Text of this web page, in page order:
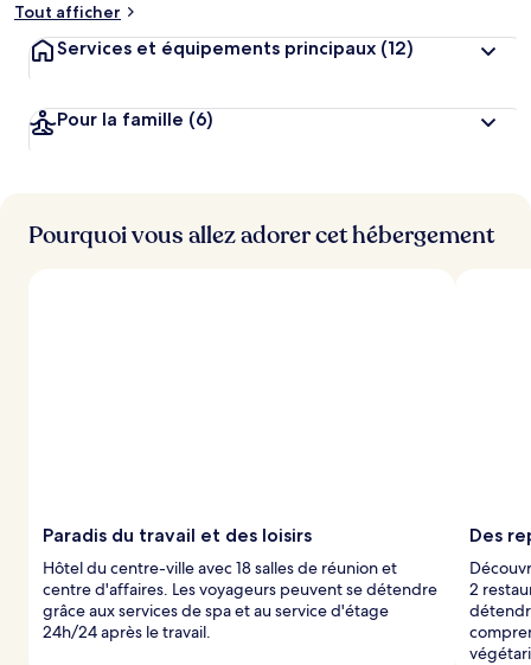
n
i
e
s
Tout afficher
Services et équipements principaux (12)
Pour la famille (6)
Pourquoi vous allez adorer cet hébergement
Paradis du travail et des loisirs
Hôtel du centre-ville avec 18 salles de réunion et
centre d'affaires. Les voyageurs peuvent se détendre
grâce aux services de spa et au service d'étage
24h/24 après le travail.
Des
2